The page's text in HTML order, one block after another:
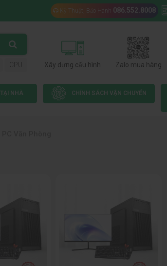
Kỹ Thuật, Bảo Hành 086.552.8008
CPU Xây dựng cấu hình Zalo mua hàng
NHÀ CHÍNH SÁCH VẬN CHUYỂN